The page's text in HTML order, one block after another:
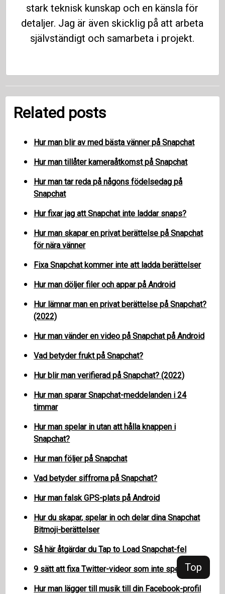
Top
stark teknisk kunskap och en känsla för
detaljer. Jag är även skicklig på att arbeta
självständigt och samarbeta i projekt.
Related posts
Hur man blir av med bästa vänner på Snapchat
Hur man tillåter kameraåtkomst på Snapchat
Hur man tar reda på någons födelsedag på
Snapchat
Hur fixar jag att Snapchat inte laddar snaps?
Hur man skapar en privat berättelse på Snapchat
för nära vänner
Fixa Snapchat kommer inte att ladda berättelser
Hur man döljer filer och appar på Android
Hur lämnar man en privat berättelse på Snapchat?
(2022)
Hur man vänder en video på Snapchat på Android
Vad betyder frukt på Snapchat?
Hur blir man verifierad på Snapchat? (2022)
Hur man sparar Snapchat-meddelanden i 24
timmar
Hur man spelar in utan att hålla knappen i
Snapchat?
Hur man följer på Snapchat
Vad betyder siffrorna på Snapchat?
Hur man falsk GPS-plats på Android
Hur du skapar, spelar in och delar dina Snapchat
Bitmoji-berättelser
Så här åtgärdar du Tap to Load Snapchat-fel
9 sätt att fixa Twitter-videor som inte spelas
Hur man lägger till musik till din Facebook-profil